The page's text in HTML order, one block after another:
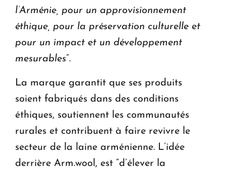
l’Arménie, pour un approvisionnement
éthique, pour la préservation culturelle et
pour un impact et un développement
mesurables”.
La marque garantit que ses produits
soient fabriqués dans des conditions
éthiques, soutiennent les communautés
rurales et contribuent à faire revivre le
secteur de la laine arménienne. L’idée
derrière Arm.wool, est “d’élever la